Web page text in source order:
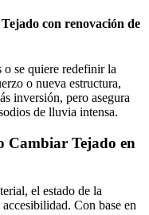
con renovación de
o se quiere redefinir la
o nueva estructura,
inversión, pero asegura
de lluvia intensa.
Cambiar Tejado en
el estado de la
Con base en